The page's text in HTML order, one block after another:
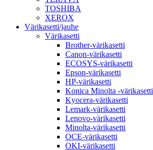
TOSHIBA
XEROX
Värikasetti/jauhe
Värikasetti
Brother-värikasetti
Canon-värikasetti
ECOSYS-värikasetti
Epson-värikasetti
HP-värikasetti
Konica Minolta -värikasetti
Kyocera-värikasetti
Lemark-värikasetti
Lenovo-värikasetti
Minolta-värikasetti
OCE-värikasetti
OKI-värikasetti